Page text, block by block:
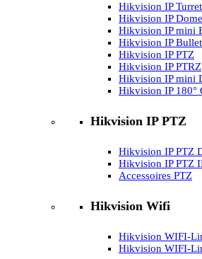
Hikvision IP Turret
Hikvision IP Dome
Hikvision IP mini
Hikvision IP Bullet
Hikvision IP PTZ
Hikvision IP PTRZ
Hikvision IP mini
Hikvision IP 180°
Hikvision IP PTZ
Hikvision IP PTZ
Hikvision IP PTZ
Accessoires PTZ
Hikvision Wifi
Hikvision WIFI-
Hikvision WIFI-